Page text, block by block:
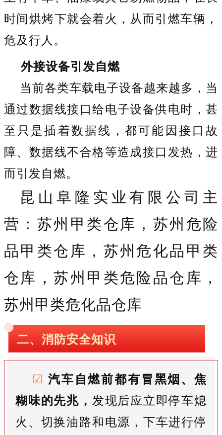
时间烘烤下就会着火，从而引燃车辆，
危及行人。
外接设备引发自燃
当前各类车载电子设备越来越多，当
通过数据线接口给电子设备供电时，甚
至只是插着数据线，都可能因接口故
障、数据线不合格等造成接口发热，进
而引发自燃。
昆山阜隆实业有限公司主
营：苏州甲类仓库，苏州危险
品甲类仓库，苏州危化品甲类
仓库，苏州甲类危险品仓库，
苏州甲类危化品仓库
二、消防安全知识
☑ 汽车自燃前都有冒黑烟、焦
糊味的先兆， 发现后应立即停车熄
火、切换油路和电源，下车进行停